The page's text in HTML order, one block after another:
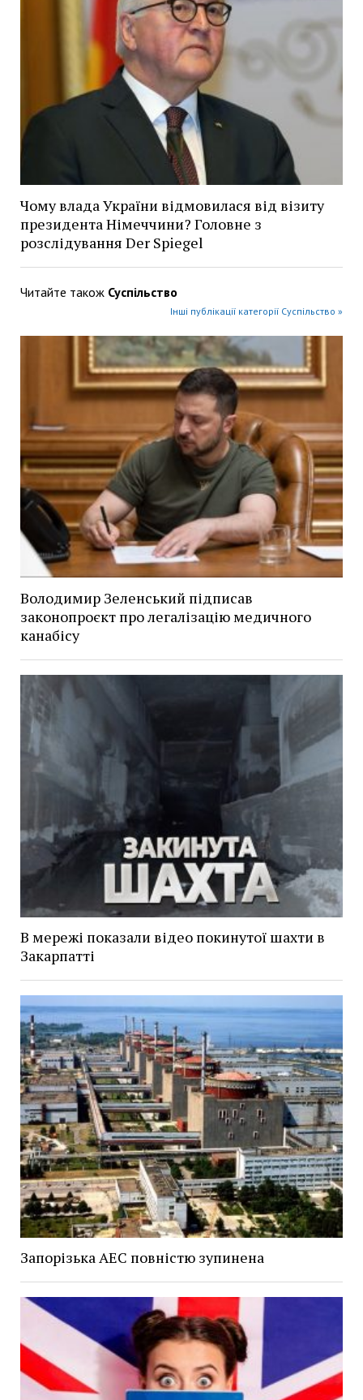
Чому влада України відмовилася від візиту
президента Німеччини? Головне з
розслідування Der Spiegel
Читайте також Суспільство
Інші публікації категорії Суспільство »
Володимир Зеленський підписав
законопроєкт про легалізацію медичного
канабісу
В мережі показали відео покинутої шахти в
Закарпатті
Запорізька АЕС повністю зупинена